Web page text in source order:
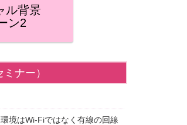
ル背景
ン2
ナー）
境はWi-Fiではなく有線の回線